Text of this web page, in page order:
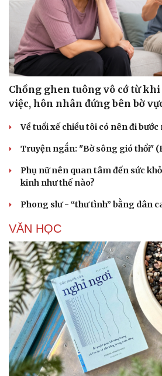
Cải chính
Chồng ghen tuông vô cớ từ
việc, hôn nhân đứng bên bờ
Về tuổi xế chiều tôi có nên đi
Truyện ngắn: "Bờ sông gió thổi"
Phụ nữ nên quan tâm đến sức
kinh như thế nào?
Phong slư - “thư tình” bằng dân
VĂN HỌC